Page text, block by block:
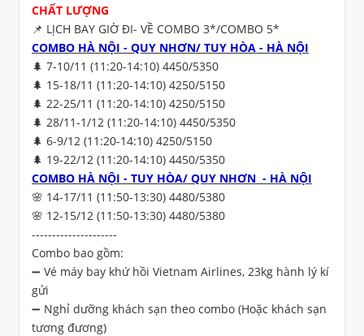
CHẤT LƯỢNG
📌 LỊCH BAY GIỜ ĐI- VỀ COMBO 3*/COMBO 5*
COMBO HÀ NỘI - QUY NHƠN/ TUY HÒA - HÀ NỘI
🌲 7-10/11 (11:20-14:10) 4450/5350
🌲 15-18/11 (11:20-14:10) 4250/5150
🌲 22-25/11 (11:20-14:10) 4250/5150
🌲 28/11-1/12 (11:20-14:10) 4450/5350
🌲 6-9/12 (11:20-14:10) 4250/5150
🌲 19-22/12 (11:20-14:10) 4450/5350
COMBO HÀ NỘI - TUY HÒA/ QUY NHƠN - HÀ NỘI
🌸 14-17/11 (11:50-13:30) 4480/5380
🌸 12-15/12 (11:50-13:30) 4480/5380
---------------------
Combo bao gồm:
➖ Vé máy bay khứ hồi Vietnam Airlines, 23kg hành lý kí
gửi
➖ Nghỉ dưỡng khách sạn theo combo (Hoặc khách sạn
tương đương)